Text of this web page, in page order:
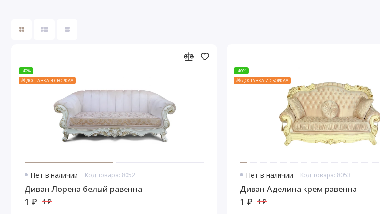
-40%
🎁 ДОСТАВКА И СБОРКА*
Нет в наличии Код товара: 8052
Диван Лорена белый равенна
1 ₽ 1 ₽
-40%
🎁 ДОСТАВКА И СБОРКА*
Нет в наличии Код товара: 8053
Диван Аделина крем равенна
1 ₽ 1 ₽